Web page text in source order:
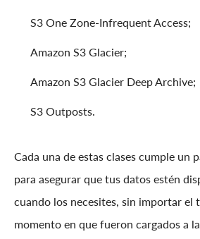
S3 One Zone-Infrequent Access;
Amazon S3 Glacier;
Amazon S3 Glacier Deep Archive;
S3 Outposts.
Cada una de estas clases cumple un
para asegurar que tus datos estén
cuando los necesites, sin importar el
momento en que fueron cargados a